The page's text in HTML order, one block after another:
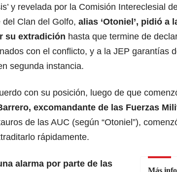
y revelada por la Comisión Intereclesial
Clan del Golfo, alias ‘Otoniel’, pidió a
su extradición hasta que termine de
con el conflicto, y a la JEP garantías
segunda instancia.
con su posición, luego de que
excomandante de las Fuerzas
de las AUC (según “Otoniel”),
rápidamente.
alarma por parte de las